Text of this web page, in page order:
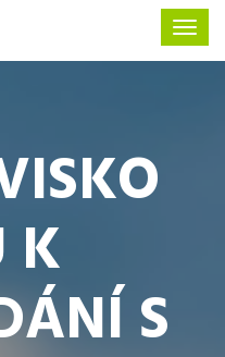
K
S